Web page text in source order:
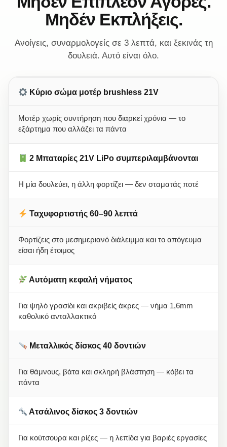
Μηδέν Εκπλήξεις.
Ανοίγεις, συναρμολογείς σε 3 λεπτά, και ξεκινάς τη
δουλειά. Αυτό είναι όλο.
Κύριο σώμα μοτέρ brushless 21V
Μοτέρ χωρίς συντήρηση που διαρκεί χρόνια — το
εξάρτημα που αλλάζει τα πάντα
2 Μπαταρίες 21V LiPo συμπεριλαμβάνονται
Η μία δουλεύει, η άλλη φορτίζει — δεν σταματάς ποτέ
Ταχυφορτιστής 60–90 λεπτά
Φορτίζεις στο μεσημεριανό διάλειμμα και το απόγευμα
είσαι ήδη έτοιμος
Αυτόματη κεφαλή νήματος
Για ψηλό γρασίδι και ακριβείς άκρες — νήμα 1,6mm
καθολικό ανταλλακτικό
Μεταλλικός δίσκος 40 δοντιών
Για θάμνους, βάτα και σκληρή βλάστηση — κόβει τα
πάντα
Ατσάλινος δίσκος 3 δοντιών
Για κούτσουρα και ρίζες — η λεπίδα για βαριές εργασίες